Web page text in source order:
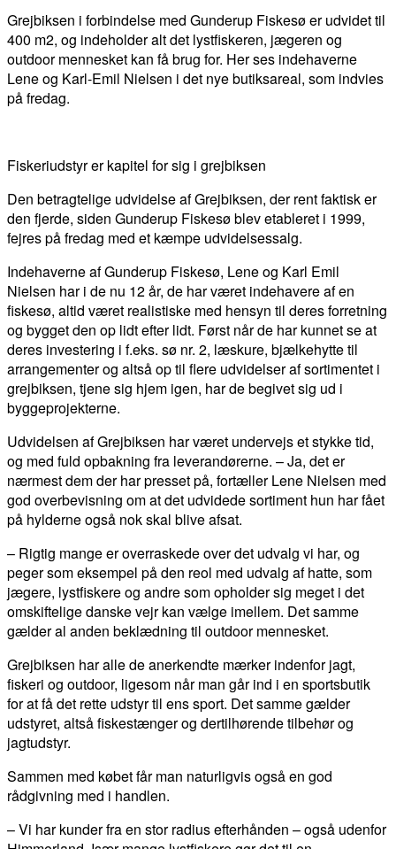
Grejbiksen i forbindelse med Gunderup Fiskesø er udvidet til
400 m2, og indeholder alt det lystfiskeren, jægeren og
outdoor mennesket kan få brug for. Her ses indehaverne
Lene og Karl-Emil Nielsen i det nye butiksareal, som indvies
på fredag.
Fiskeriudstyr er kapitel for sig i grejbiksen
Den betragtelige udvidelse af Grejbiksen, der rent faktisk er
den fjerde, siden Gunderup Fiskesø blev etableret i 1999,
fejres på fredag med et kæmpe udvidelsessalg.
Indehaverne af Gunderup Fiskesø, Lene og Karl Emil
Nielsen har i de nu 12 år, de har været indehavere af en
fiskesø, altid været realistiske med hensyn til deres forretning
og bygget den op lidt efter lidt. Først når de har kunnet se at
deres investering i f.eks. sø nr. 2, læskure, bjælkehytte til
arrangementer og altså op til flere udvidelser af sortimentet i
grejbiksen, tjene sig hjem igen, har de begivet sig ud i
byggeprojekterne.
Udvidelsen af Grejbiksen har været undervejs et stykke tid,
og med fuld opbakning fra leverandørerne. – Ja, det er
nærmest dem der har presset på, fortæller Lene Nielsen med
god overbevisning om at det udvidede sortiment hun har fået
på hylderne også nok skal blive afsat.
– Rigtig mange er overraskede over det udvalg vi har, og
peger som eksempel på den reol med udvalg af hatte, som
jægere, lystfiskere og andre som opholder sig meget i det
omskiftelige danske vejr kan vælge imellem. Det samme
gælder al anden beklædning til outdoor mennesket.
Grejbiksen har alle de anerkendte mærker indenfor jagt,
fiskeri og outdoor, ligesom når man går ind i en sportsbutik
for at få det rette udstyr til ens sport. Det samme gælder
udstyret, altså fiskestænger og dertilhørende tilbehør og
jagtudstyr.
Sammen med købet får man naturligvis også en god
rådgivning med i handlen.
– Vi har kunder fra en stor radius efterhånden – også udenfor